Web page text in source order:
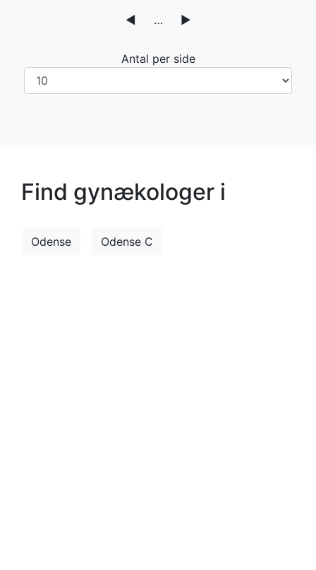
◀ … ▶
Antal per side
Find gynækologer i
Odense Odense C